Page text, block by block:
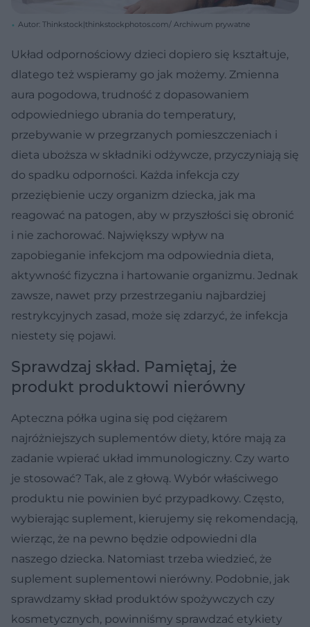
Autor: Thinkstock|thinkstockphotos.com/ Archiwum prywatne
Układ odpornościowy dzieci dopiero się kształtuje,
dlatego też wspieramy go jak możemy. Zmienna
aura pogodowa, trudność z dopasowaniem
odpowiedniego ubrania do temperatury,
przebywanie w przegrzanych pomieszczeniach i
dieta uboższa w składniki odżywcze, przyczyniają się
do spadku odporności. Każda infekcja czy
przeziębienie uczy organizm dziecka, jak ma
reagować na patogen, aby w przyszłości się obronić
i nie zachorować. Największy wpływ na
zapobieganie infekcjom ma odpowiednia dieta,
aktywność fizyczna i hartowanie organizmu. Jednak
zawsze, nawet przy przestrzeganiu najbardziej
restrykcyjnych zasad, może się zdarzyć, że infekcja
niestety się pojawi.
Sprawdzaj skład. Pamiętaj, że
produkt produktowi nierówny
Apteczna półka ugina się pod ciężarem
najróżniejszych suplementów diety, które mają za
zadanie wpierać układ immunologiczny. Czy warto
je stosować? Tak, ale z głową. Wybór właściwego
produktu nie powinien być przypadkowy. Często,
wybierając suplement, kierujemy się rekomendacją,
wierząc, że na pewno będzie odpowiedni dla
naszego dziecka. Natomiast trzeba wiedzieć, że
suplement suplementowi nierówny. Podobnie, jak
sprawdzamy skład produktów spożywczych czy
kosmetycznych, powinniśmy sprawdzać etykiety